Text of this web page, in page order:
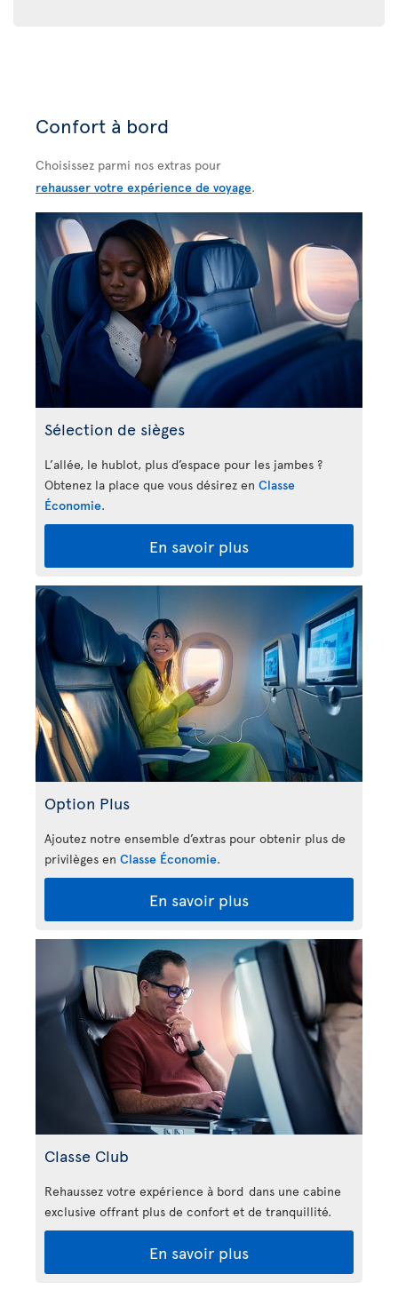
Confort à bord
Choisissez parmi nos extras pour
rehausser votre expérience de voyage.
Sélection de sièges
L’allée, le hublot, plus d’espace pour les jambes ?
Obtenez la place que vous désirez en Classe
Économie.
En savoir plus
Option Plus
Ajoutez notre ensemble d’extras pour obtenir plus de
privilèges en Classe Économie.
En savoir plus
Classe Club
Rehaussez votre expérience à bord dans une cabine
exclusive offrant plus de confort et de tranquillité.
En savoir plus